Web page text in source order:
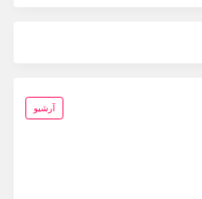
آرشیو